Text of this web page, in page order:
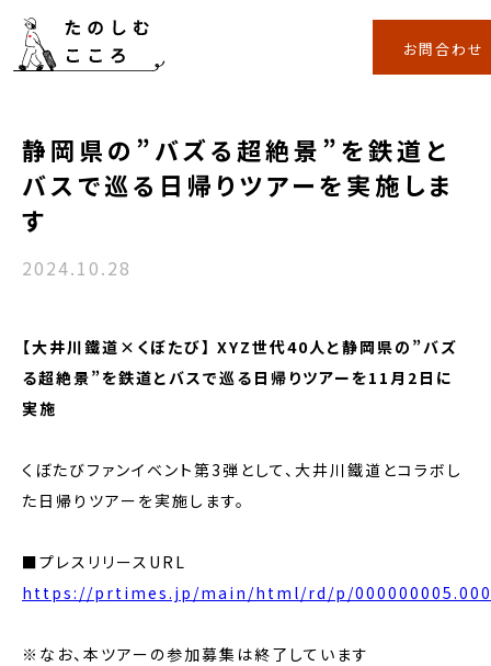
お問合わせ
静岡県の”バズる超絶景”を鉄道と
バスで巡る日帰りツアーを実施しま
す
2024.10.28
【大井川鐵道×くぼたび】 XYZ世代40人と静岡県の”バズ
る超絶景”を鉄道とバスで巡る日帰りツアーを11月2日に
実施
くぼたびファンイベント第3弾として、大井川鐵道とコラボし
た日帰りツアーを実施します。
■プレスリリースURL
https://prtimes.jp/main/html/rd/p/
※なお、本ツアーの参加募集は終了しています